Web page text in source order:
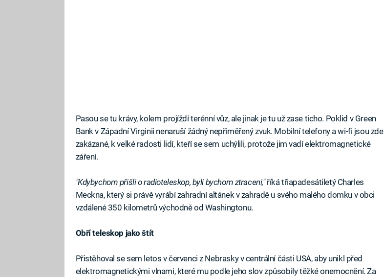
Pasou se tu krávy, kolem projíždí terénní vůz, ale jinak je tu už zase ticho. Poklid v Green
Bank v Západní Virginii nenaruší žádný nepřiměřený zvuk. Mobilní telefony a wi-fi jsou zde
zakázané, k velké radosti lidí, kteří se sem uchýlili, protože jim vadí elektromagnetické
záření.
"Kdybychom přišli o radioteleskop, byli bychom ztraceni,"říká třiapadesátiletý Charles
Meckna, který si právě vyrábí zahradní altánek v zahradě u svého malého domku v obci
vzdálené 350 kilometrů východně od Washingtonu.
Obří teleskop jako štít
Přistěhoval se sem letos v červenci z Nebrasky v centrální části USA, aby unikl před
elektromagnetickými vlnami, které mu podle jeho slov způsobily těžké onemocnění. Za